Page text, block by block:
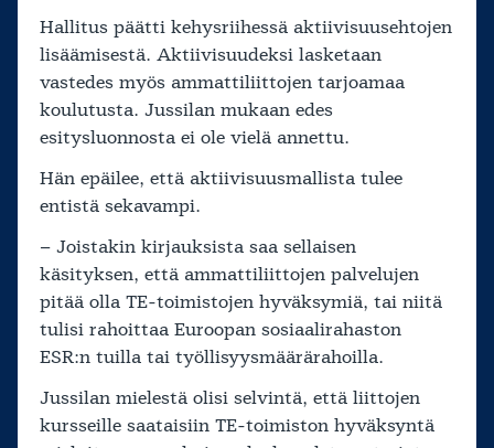
Hallitus päätti kehysriihessä aktiivisuusehtojen
lisäämisestä. Aktiivisuudeksi lasketaan
vastedes myös ammattiliittojen tarjoamaa
koulutusta. Jussilan mukaan edes
esitysluonnosta ei ole vielä annettu.
Hän epäilee, että aktiivisuusmallista tulee
entistä sekavampi.
– Joistakin kirjauksista saa sellaisen
käsityksen, että ammattiliittojen palvelujen
pitää olla TE-toimistojen hyväksymiä, tai niitä
tulisi rahoittaa Euroopan sosiaalirahaston
ESR:n tuilla tai työllisyysmäärärahoilla.
Jussilan mielestä olisi selvintä, että liittojen
kursseille saataisiin TE-toimiston hyväksyntä